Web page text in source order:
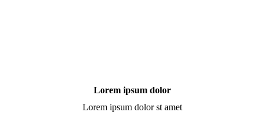
Lorem ipsum dolor
Lorem ipsum dolor st amet